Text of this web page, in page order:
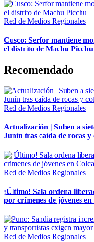
Red de Medios Regionales
Cusco: Serfor mantiene
el distrito de Machu Picchu
Recomendado
Red de Medios Regionales
Actualización | Suben a
Junín tras caída de rocas y
Red de Medios Regionales
¡Último! Sala ordena
por crímenes de jóvenes
Red de Medios Regionales